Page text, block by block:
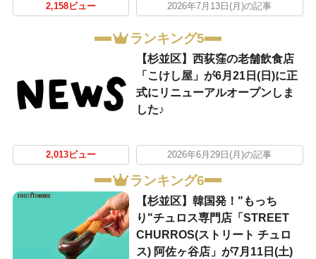
2,158ビュー 2026年7月13日(月)の記事
ランキング5
【杉並区】西荻窪の老舗飲食店
「こけし屋」が6月21日(日)に正
式にリニューアルオープンしま
した♪
2,013ビュー 2026年6月29日(月)の記事
ランキング6
【杉並区】韓国発！"もっち
り"チュロス専門店「STREET
CHURROS(ストリート チュロ
ス) 阿佐ヶ谷店」が7月11日(土)